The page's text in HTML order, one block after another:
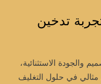
تدخين
في حلول التغليف